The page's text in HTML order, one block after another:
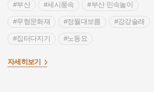
#부산 #세시풍속 #부산 민속놀이
#무형문화재 #정월대보름 #강강술래
#집터다지기 #노동요
자세히보기